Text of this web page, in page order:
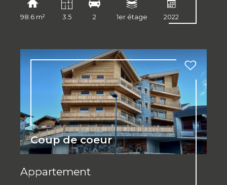
98.6 m² 3.5 2 1er étage 2022
Coup de coeur
Appartement